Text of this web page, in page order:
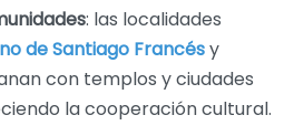
: las localidades
de Santiago Francésy
con templos y ciudades
la cooperación cultural.